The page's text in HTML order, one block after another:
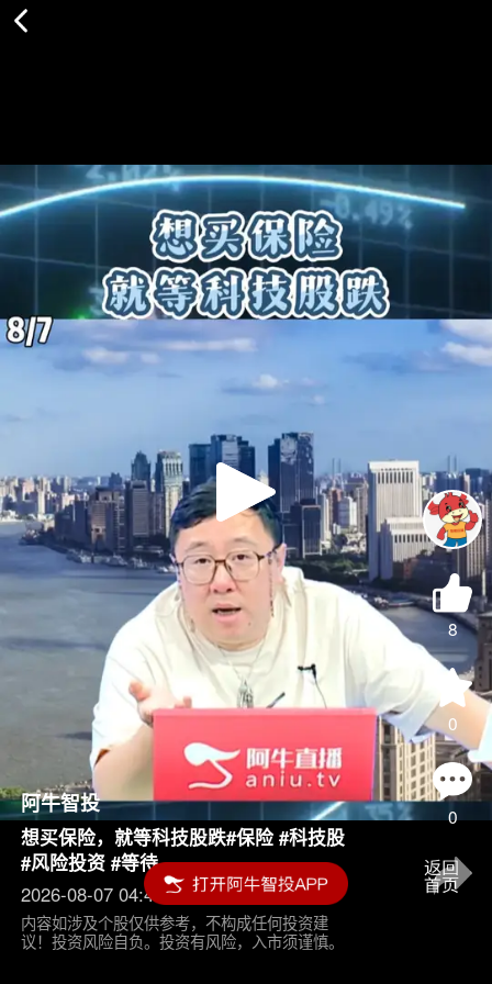
Play
Video
8
0
0
阿牛智投
想买保险，就等科技股跌#保险 #科技股
#风险投资 #等待
2026-08-07 04:45
内容如涉及个股仅供参考，不构成任何投资建
议！投资风险自负。投资有风险，入市须谨慎。